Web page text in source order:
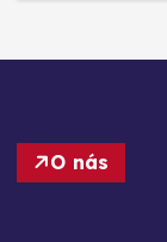
O nás